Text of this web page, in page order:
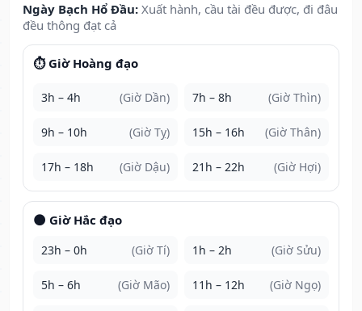
Ngày Bạch Hổ Đầu: Xuất hành, cầu tài đều được, đi đâu
đều thông đạt cả
⏱️ Giờ Hoàng đạo
3h – 4h (Giờ Dần) 7h – 8h (Giờ Thìn)
9h – 10h (Giờ Tỵ) 15h – 16h (Giờ Thân)
17h – 18h (Giờ Dậu) 21h – 22h (Giờ Hợi)
🌑 Giờ Hắc đạo
23h – 0h (Giờ Tí) 1h – 2h (Giờ Sửu)
5h – 6h (Giờ Mão) 11h – 12h (Giờ Ngọ)